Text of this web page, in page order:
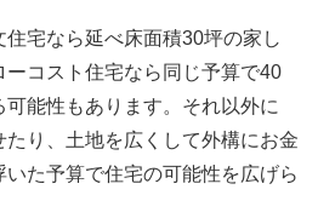
宅なら延べ床面積30坪の家し
コスト住宅なら同じ予算で40
能性もあります。それ以外に
たり、土地を広くして外構にお金
いた予算で住宅の可能性を広げら